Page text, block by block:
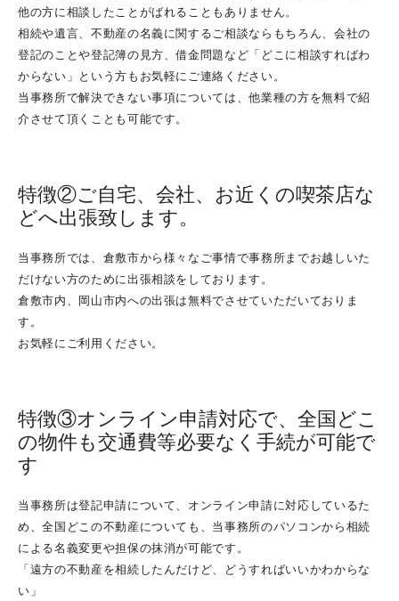
相続の豆知識２
債務者の相続
こんなときどうする？遺産分割協議の注意点
相続対策～子供のいない夫婦の場合～
相続対策～再婚前の子供がいる場合～
相続対策～隠し子がいる場合～
相続登記義務化について
「負」動産に関する取扱い（相続・売却・国庫帰属）
倉敷市で相続手続でお悩みの方
総社市で相続手続でお悩みの方
浅口市で相続手続でお悩みの方
お客様の声
相談・解決事例集
他の方に相談したことがばれることもありません。
相続や遺言、不動産の名義に関するご相談ならもちろん、会社の
登記のことや登記簿の見方、借金問題など「どこに相談すればわ
からない」という方もお気軽にご連絡ください。
当事務所で解決できない事項については、他業種の方を無料で紹
介させて頂くことも可能です。
特徴②ご自宅、会社、お近くの喫茶店な
どへ出張致します。
当事務所では、倉敷市から様々なご事情で事務所までお越しいた
だけない方のために出張相談をしております。
倉敷市内、岡山市内への出張は無料でさせていただいておりま
す。
お気軽にご利用ください。
特徴③オンライン申請対応で、全国どこ
の物件も交通費等必要なく手続が可能で
す
当事務所は登記申請について、オンライン申請に対応しているた
め、全国どこの不動産についても、当事務所のパソコンから相続
による名義変更や担保の抹消が可能です。
「遠方の不動産を相続したんだけど、どうすればいいかわからな
い」